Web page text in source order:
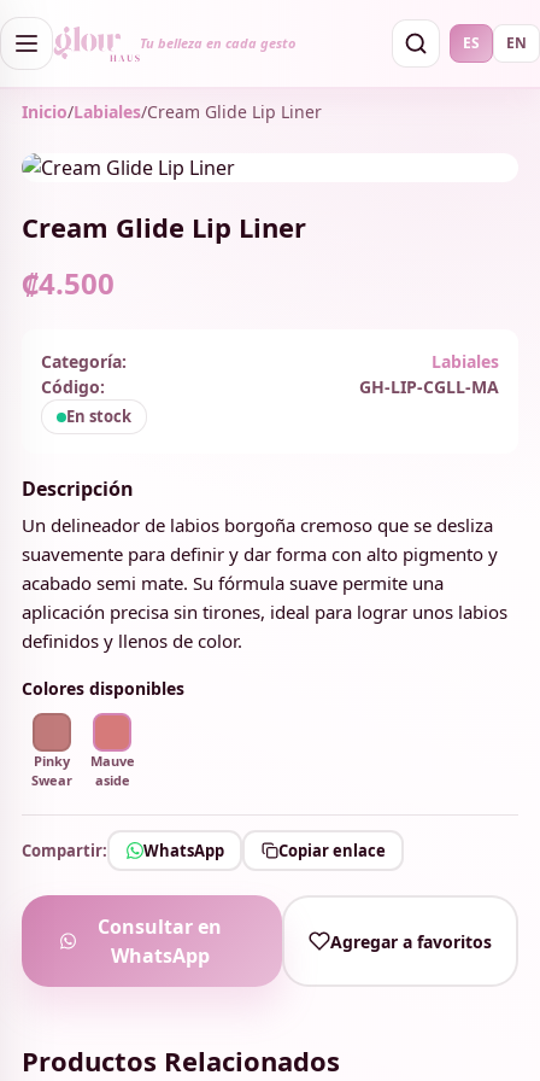
Tu belleza en cada gesto ES EN
Inicio/Labiales/Cream Glide Lip Liner
Cream Glide Lip Liner
₡4.500
Categoría:
Labiales
Código:
GH-LIP-CGLL-MA
En stock
Descripción
Un delineador de labios borgoña cremoso que se desliza
suavemente para definir y dar forma con alto pigmento y
acabado semi mate. Su fórmula suave permite una
aplicación precisa sin tirones, ideal para lograr unos labios
definidos y llenos de color.
Colores disponibles
Pinky
Swear
Mauve
aside
Compartir: WhatsApp Copiar enlace
Consultar en
WhatsApp
Agregar a favoritos
Productos Relacionados